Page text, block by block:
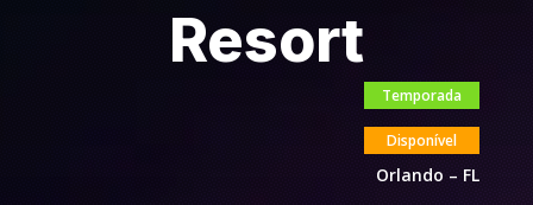
Resort
Temporada
Disponível
Orlando – FL